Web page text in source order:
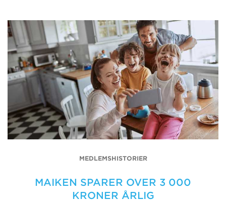
MEDLEMSHISTORIER
MAIKEN SPARER OVER 3 000
KRONER ÅRLIG